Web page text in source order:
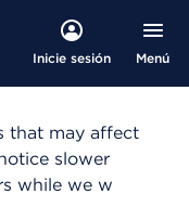
Inicie sesión Menú
that may affect
slower
while we w